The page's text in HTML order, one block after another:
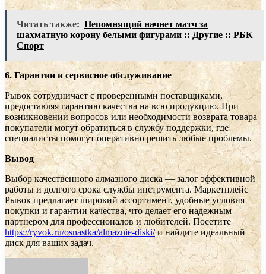
Читать также: Непомнящий начнет матч за
шахматную корону белыми фигурами :: Другие :: РБК
Спорт
6. Гарантии и сервисное обслуживание
Рывок сотрудничает с проверенными поставщиками,
предоставляя гарантию качества на всю продукцию. При
возникновении вопросов или необходимости возврата товара
покупатели могут обратиться в службу поддержки, где
специалисты помогут оперативно решить любые проблемы.
Вывод
Выбор качественного алмазного диска — залог эффективной
работы и долгого срока службы инструмента. Маркетплейс
Рывок предлагает широкий ассортимент, удобные условия
покупки и гарантии качества, что делает его надежным
партнером для профессионалов и любителей. Посетите
https://ryvok.ru/osnastka/almaznie-diski/и найдите идеальный
диск для ваших задач.